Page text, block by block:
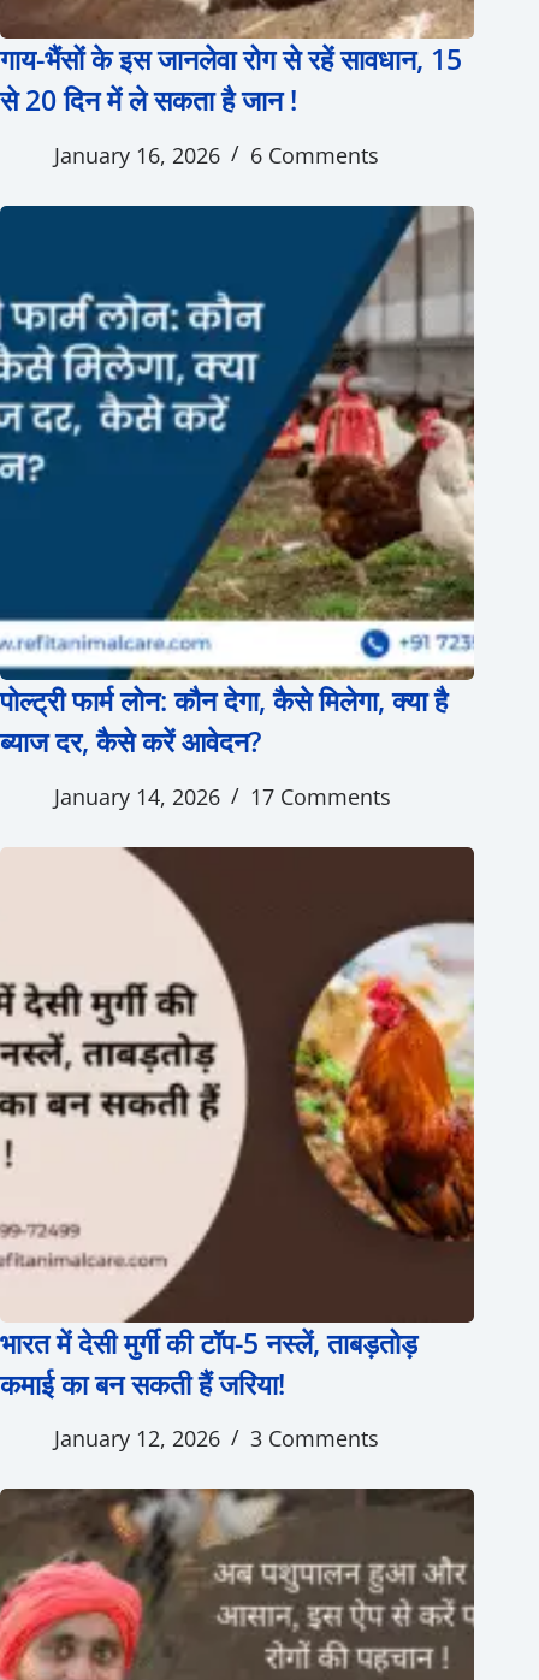
गाय-भैंसों के इस जानलेवा रोग से रहें सावधान, 15
से 20 दिन में ले सकता है जान !
January 16, 2026 6 Comments
पोल्ट्री फार्म लोन: कौन देगा, कैसे मिलेगा, क्या है
ब्याज दर, कैसे करें आवेदन?
January 14, 2026 17 Comments
भारत में देसी मुर्गी की टॉप-5 नस्लें, ताबड़तोड़
कमाई का बन सकती हैं जरिया!
January 12, 2026 3 Comments